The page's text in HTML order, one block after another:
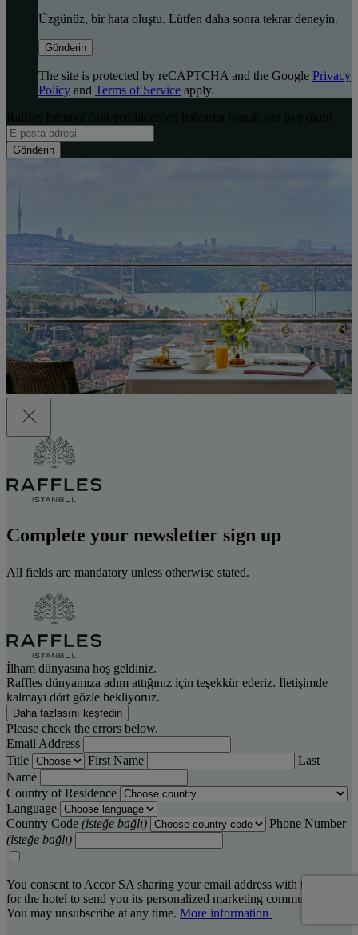
Üzgünüz, bir hata oluştu. Lütfen daha sonra tekrar deneyin.
Gönderin
The site is protected by reCAPTCHA and the Google Privacy
Policy and Terms of Service apply.
Gönderin
Complete your newsletter sign up
All fields are mandatory unless otherwise stated.
İlham dünyasına hoş geldiniz.
Raffles dünyamıza adım attığınız için teşekkür ederiz. İletişimde
kalmayı dört gözle bekliyoruz.
Daha fazlasını keşfedin
Please check the errors below.
Email Address
Title
First Name
Last
Name
Country of Residence
Language
Country Code (isteğe bağlı)
Phone Number
(isteğe bağlı)
You consent to Accor SA sharing your email address with the hotel,
for the hotel to send you its personalized marketing communications.
You may unsubscribe at any time. More information